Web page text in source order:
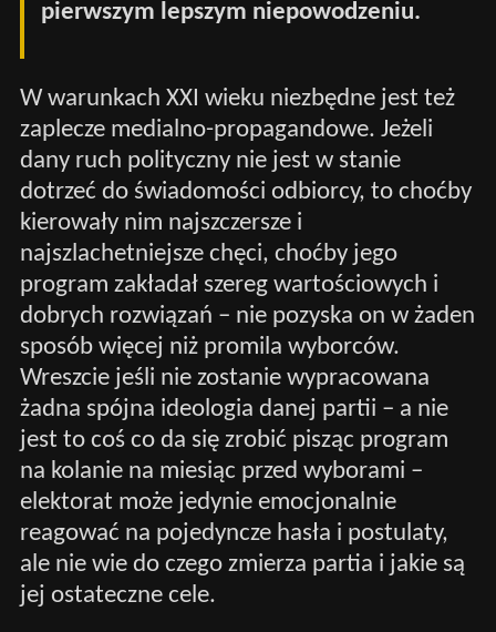
pierwszym lepszym niepowodzeniu.
W warunkach XXI wieku niezbędne jest też
zaplecze medialno-propagandowe. Jeżeli
dany ruch polityczny nie jest w stanie
dotrzeć do świadomości odbiorcy, to choćby
kierowały nim najszczersze i
najszlachetniejsze chęci, choćby jego
program zakładał szereg wartościowych i
dobrych rozwiązań – nie pozyska on w żaden
sposób więcej niż promila wyborców.
Wreszcie jeśli nie zostanie wypracowana
żadna spójna ideologia danej partii – a nie
jest to coś co da się zrobić pisząc program
na kolanie na miesiąc przed wyborami –
elektorat może jedynie emocjonalnie
reagować na pojedyncze hasła i postulaty,
ale nie wie do czego zmierza partia i jakie są
jej ostateczne cele.